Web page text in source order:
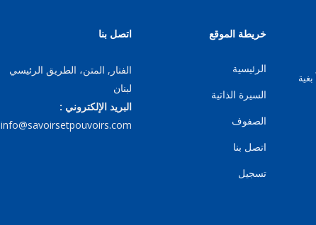
خريطة الموقع
الرئيسية
السيرة الذاتية
الصفوف
اتصل بنا
تسجيل
اتصل بنا
الفنار, المتن، الطريق الرئيسي
لبنان
البريد الإلكتروني :
info@savoirsetpouvoirs.com